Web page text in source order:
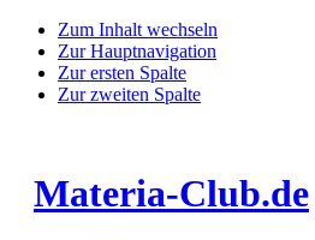
Zum Inhalt wechseln
Zur Hauptnavigation
Zur ersten Spalte
Zur zweiten Spalte
Materia-Club.de